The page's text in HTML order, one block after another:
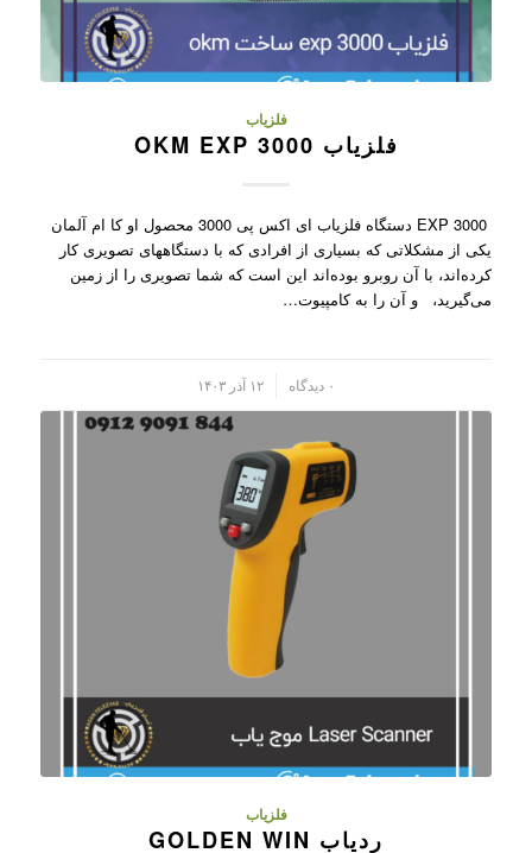
فلزیاب
فلزیاب OKM EXP 3000
EXP 3000 دستگاه فلزیاب ای اکس پی 3000 محصول او کا ام آلمان
یکی از مشکلاتی که بسیاری از افرادی که با دستگاههای تصویری کار
کرده‌اند، با آن روبرو بوده‌اند این است که شما تصویری را از زمین
می‌گیرید، و آن را به کامپیو‌ت…
۰ دیدگاه ۱۲ آذر ۱۴۰۳
فلزیاب
ردیاب GOLDEN WIN